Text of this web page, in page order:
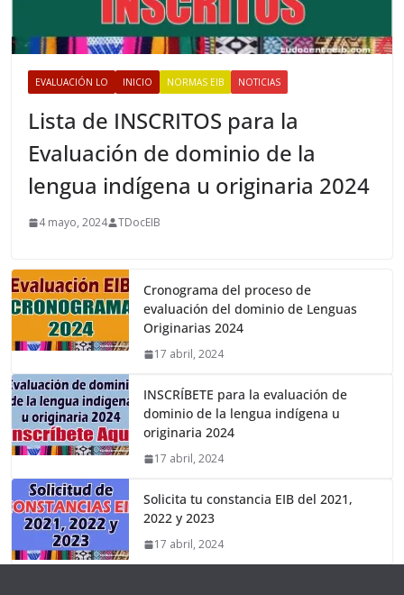
EVALUACIÓN LO INICIO NORMAS EIB NOTICIAS
Lista de INSCRITOS para la
Evaluación de dominio de la
lengua indígena u originaria 2024
4 mayo, 2024 TDocEIB
Cronograma del proceso de
evaluación del dominio de Lenguas
Originarias 2024
17 abril, 2024
INSCRÍBETE para la evaluación de
dominio de la lengua indígena u
originaria 2024
17 abril, 2024
Solicita tu constancia EIB del 2021,
2022 y 2023
17 abril, 2024